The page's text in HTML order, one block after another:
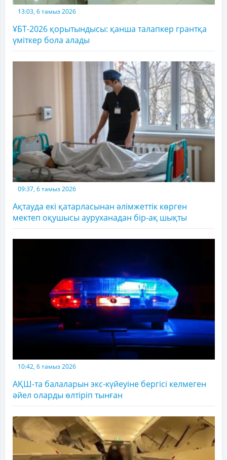
13:03, 6 тамыз 2026
ҰБТ-2026 қорытындысы: қанша талапкер грантқа
үміткер бола алады
09:37, 6 тамыз 2026
Ақтауда екі қатарласынан әлімжеттік көрген
мектеп оқушысы ауруханадан бір-ақ шықты
10:42, 6 тамыз 2026
АҚШ-та балаларын экс-күйеуіне бергісі келмеген
әйел оларды өлтіріп тынған